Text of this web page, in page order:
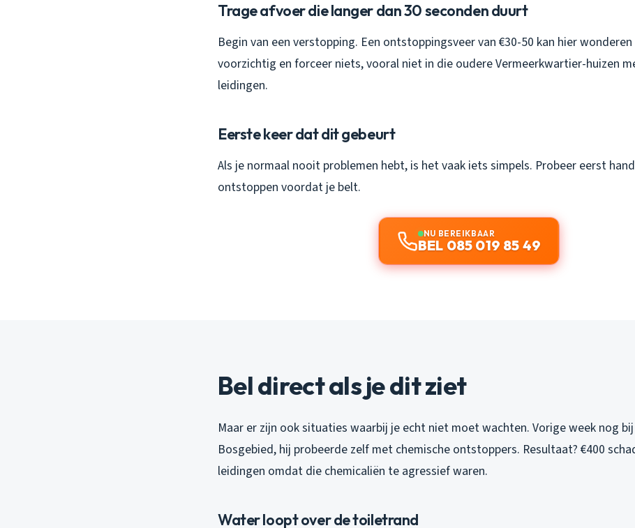
Trage afvoer die langer dan 30 seconden duurt
Begin van een verstopping. Een ontstoppingsveer van €30-50 kan hier
voorzichtig en forceer niets, vooral niet in die oudere Vermeerkwartier-huizen
leidingen.
Eerste keer dat dit gebeurt
Als je normaal nooit problemen hebt, is het vaak iets simpels. Probeer eerst
ontstoppen voordat je belt.
NU BEREIKBAAR
BEL 085 019 85 49
Bel direct als je dit ziet
Maar er zijn ook situaties waarbij je echt niet moet wachten. Vorige week nog bij
Bosgebied, hij probeerde zelf met chemische ontstoppers. Resultaat? €400
leidingen omdat die chemicaliën te agressief waren.
Water loopt over de toiletrand